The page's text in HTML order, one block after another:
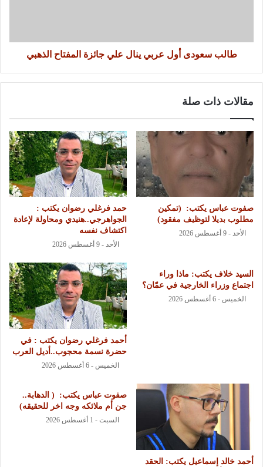
طالب سعودى أول عربي ينال علي جائزة المفتاح الذهبي
مقالات ذات صلة
‏صفوت عباس يكتب: ‏ ‏(تمكين
مطلوب بديلا لتوظيف مفقود)
الأحد - 9 أغسطس 2026
حمد فرغلي رضوان يكتب :
الجواهرجي..هنيدي ومحاولة لإعادة
اكتشاف نفسه
الأحد - 9 أغسطس 2026
السيد خلاف يكتب: ماذا وراء
اجتماع وزراء الخارجية في عمّان؟
الخميس - 6 أغسطس 2026
أحمد فرغلي رضوان يكتب : في
حضرة نسمة محجوب..أديل العرب
الخميس - 6 أغسطس 2026
أحمد خالد إسماعيل يكتب: الحقد
‏صفوت عباس يكتب: ‏ ‏( الدهابة..
جن أم ملائكه وجه اخر للحقيقه)
السبت - 1 أغسطس 2026